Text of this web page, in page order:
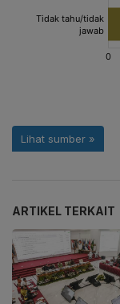
ARTIKEL TERKAIT